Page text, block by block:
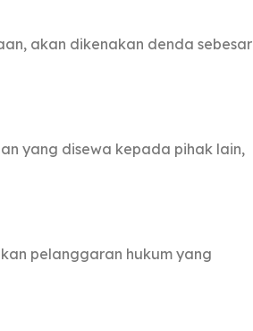
akan dikenakan denda sebesar
yang disewa kepada pihak lain,
pelanggaran hukum yang